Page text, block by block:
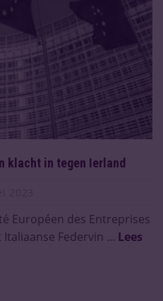
klacht in tegen Ierland
Européen des Entreprises
Federvin ... Lees